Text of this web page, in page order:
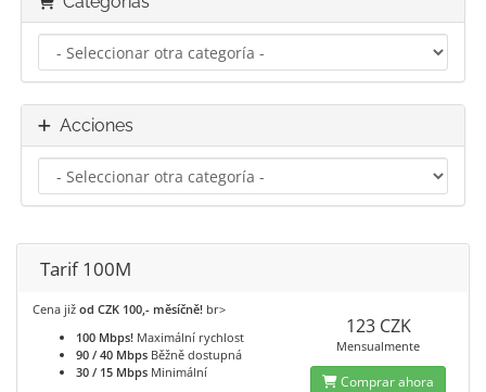
Acciones
Tarif 100M
Cena již od CZK 100,- měsíčně! br>
100 Mbps! Maximální rychlost
90 / 40 Mbps Běžně dostupná
30 / 15 Mbps Minimální
123 CZK
Mensualmente
Comprar ahora